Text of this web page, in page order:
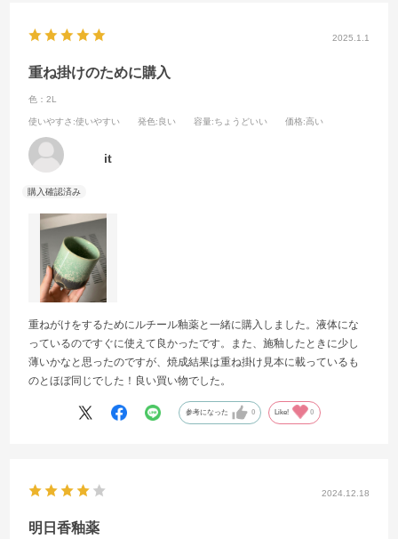
2025.1.1
重ね掛けのために購入
色：2L
使いやすさ :使いやすい 発色:良い 容量:ちょうどいい 価格:高い
it
重ねがけをするためにルチール釉薬と一緒に購入しました。液体にな
っているのですぐに使えて良かったです。また、施釉したときに少し
薄いかなと思ったのですが、焼成結果は重ね掛け見本に載っているも
のとほぼ同じでした！良い買い物でした。
参考になった 0 Like! 0
2024.12.18
明日香釉薬